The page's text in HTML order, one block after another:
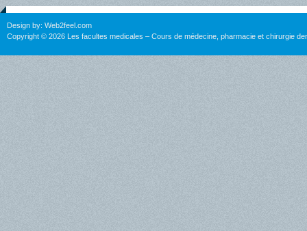
Design by: Web2feel.com
Copyright © 2026 Les facultes medicales – Cours de médecine, pharmacie et chirurgie